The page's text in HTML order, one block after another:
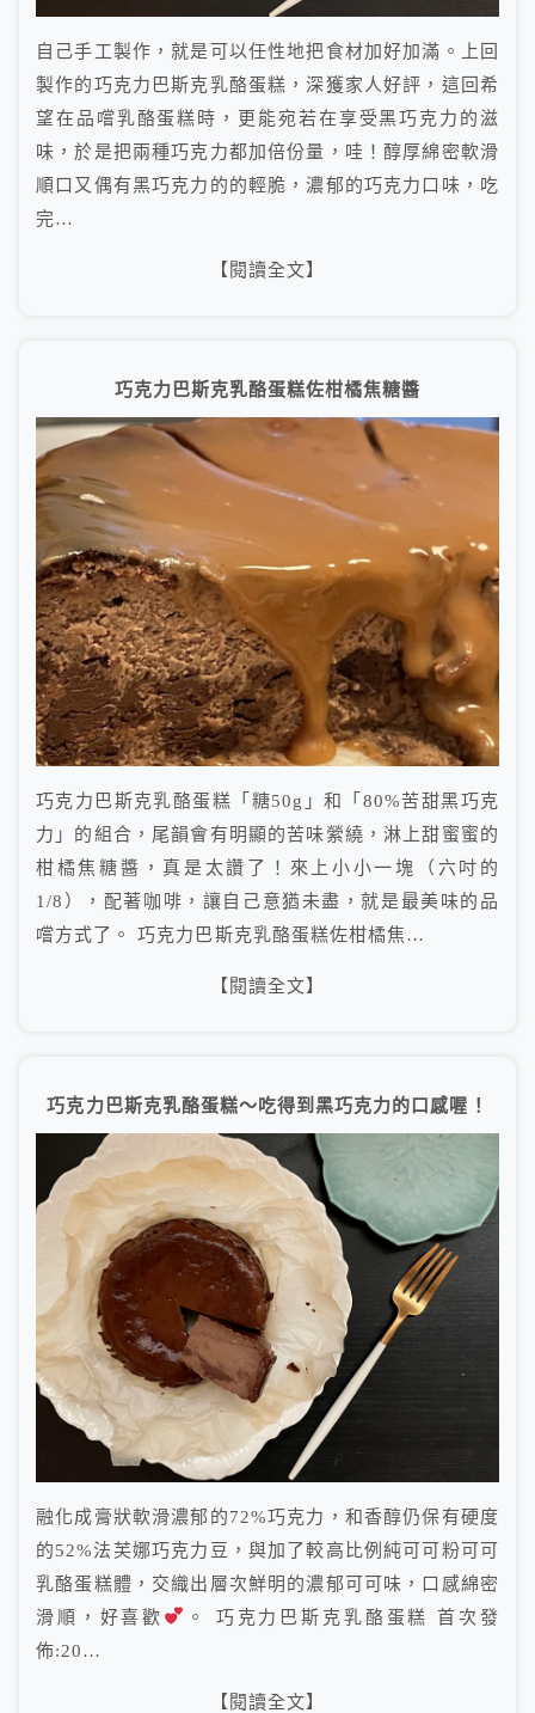
自己手工製作，就是可以任性地把食材加好加滿。上回
製作的巧克力巴斯克乳酪蛋糕，深獲家人好評，這回希
望在品嚐乳酪蛋糕時，更能宛若在享受黑巧克力的滋
味，於是把兩種巧克力都加倍份量，哇！醇厚綿密軟滑
順口又偶有黑巧克力的的輕脆，濃郁的巧克力口味，吃
完…
【閱讀全文】
巧克力巴斯克乳酪蛋糕佐柑橘焦糖醬
巧克力巴斯克乳酪蛋糕「糖50g」和「80%苦甜黑巧克
力」的組合，尾韻會有明顯的苦味縈繞，淋上甜蜜蜜的
柑橘焦糖醬，真是太讚了！來上小小一塊（六吋的
1/8），配著咖啡，讓自己意猶未盡，就是最美味的品
嚐方式了。 巧克力巴斯克乳酪蛋糕佐柑橘焦…
【閱讀全文】
巧克力巴斯克乳酪蛋糕～吃得到黑巧克力的口感喔！
融化成膏狀軟滑濃郁的72%巧克力，和香醇仍保有硬度
的52%法芙娜巧克力豆，與加了較高比例純可可粉可可
乳酪蛋糕體，交織出層次鮮明的濃郁可可味，口感綿密
滑順，好喜歡
。 巧克力巴斯克乳酪蛋糕 首次發
佈:20…
【閱讀全文】